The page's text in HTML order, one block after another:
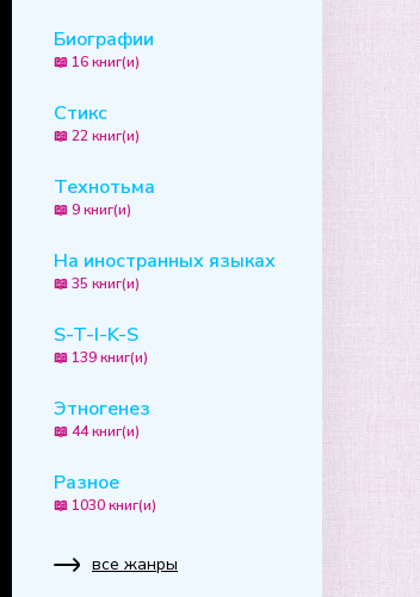
Биографии
📖 16 книг(и)
Стикс
📖 22 книг(и)
Технотьма
📖 9 книг(и)
На иностранных языках
📖 35 книг(и)
S-T-I-K-S
📖 139 книг(и)
Этногенез
📖 44 книг(и)
Разное
📖 1030 книг(и)
все жанры